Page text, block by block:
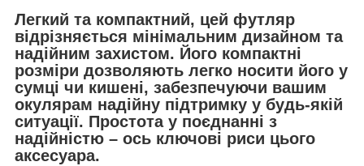
Легкий та компактний, цей футляр
відрізняється мінімальним дизайном та
надійним захистом. Його компактні
розміри дозволяють легко носити його у
сумці чи кишені, забезпечуючи вашим
окулярам надійну підтримку у будь-якій
ситуації. Простота у поєднанні з
надійністю – ось ключові риси цього
аксесуара.